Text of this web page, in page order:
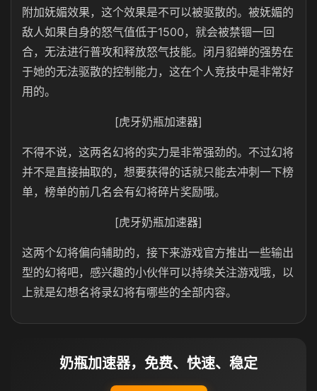
附加妩媚效果，这个效果是不可以被驱散的。被妩媚的
敌人如果自身的怒气值低于1500，就会被禁锢一回
合，无法进行普攻和释放怒气技能。闭月貂蝉的强势在
于她的无法驱散的控制能力，这在个人竞技中是非常好
用的。
[虎牙奶瓶加速器]
不得不说，这两名幻将的实力是非常强劲的。不过幻将
并不是直接抽取的，想要获得的话就只能去冲刺一下榜
单，榜单的前几名会有幻将碎片奖励哦。
[虎牙奶瓶加速器]
这两个幻将偏向辅助的，接下来游戏官方推出一些输出
型的幻将吧，感兴趣的小伙伴可以持续关注游戏哦，以
上就是幻想名将录幻将有哪些的全部内容。
奶瓶加速器，免费、快速、稳定